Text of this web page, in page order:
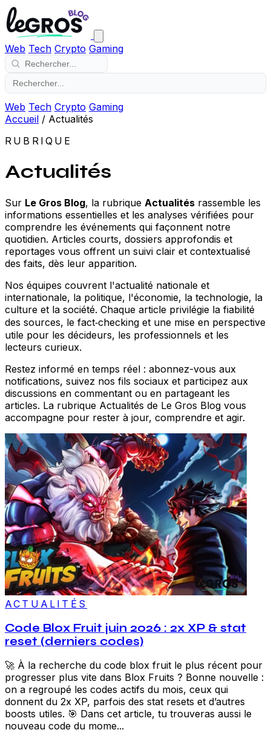
Web Tech Crypto Gaming
Web Tech Crypto Gaming
Accueil / Actualités
RUBRIQUE
Actualités
Sur Le Gros Blog, la rubrique Actualités rassemble les
informations essentielles et les analyses vérifiées pour
comprendre les événements qui façonnent notre
quotidien. Articles courts, dossiers approfondis et
reportages vous offrent un suivi clair et contextualisé
des faits, dès leur apparition.
Nos équipes couvrent l'actualité nationale et
internationale, la politique, l'économie, la technologie, la
culture et la société. Chaque article privilégie la fiabilité
des sources, le fact‑checking et une mise en perspective
utile pour les décideurs, les professionnels et les
lecteurs curieux.
Restez informé en temps réel : abonnez-vous aux
notifications, suivez nos fils sociaux et participez aux
discussions en commentant ou en partageant les
articles. La rubrique Actualités de Le Gros Blog vous
accompagne pour rester à jour, comprendre et agir.
ACTUALITÉS
Code Blox Fruit juin 2026 : 2x XP & stat
reset (derniers codes)
🚀 À la recherche du code blox fruit le plus récent pour
progresser plus vite dans Blox Fruits ? Bonne nouvelle :
on a regroupé les codes actifs du mois, ceux qui
donnent du 2x XP, parfois des stat resets et d’autres
boosts utiles. 🎯 Dans cet article, tu trouveras aussi le
nouveau code du mome...